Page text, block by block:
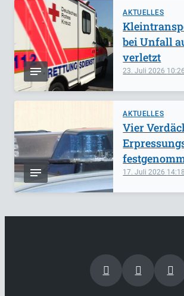
AKTUELLES
23. Juli 2026 10:26
bei Unfall
verletzt
AKTUELLES
17. Juli 2026 14:18
Vier